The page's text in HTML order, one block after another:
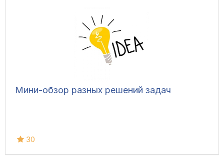
Мини-обзор разных решений задач
30